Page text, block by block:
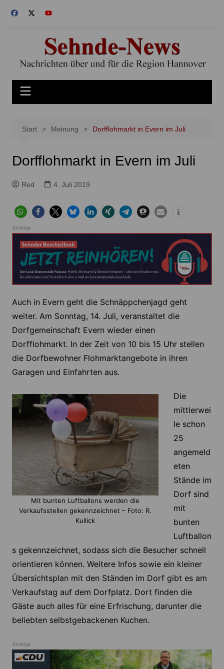
Inhalt
Start Meinung Dorfflohmarkt in Evern im Juli
Dorfflohmarkt in Evern im Juli
Red 4. Juli 2019
Anzeige
Auch in Evern geht die Schnäppchenjagd geht
weiter. Am Sonntag, 14. Juli, veranstaltet die
Dorfgemeinschaft Evern wieder einen
Dorfflohmarkt. In der Zeit von 10 bis 15 Uhr stellen
die Dorfbewohner Flohmarktangebote in ihren
Garagen und Einfahrten aus.
Mit bunten Luftballons werden die
Verkaufsstellen gekennzeichnet – Foto: R.
Kullick
Die
mittlerwei
le schon
25
angemeld
eten
Stände im
Dorf sind
mit
bunten
Luftballon
s gekennzeichnet, sodass sich die Besucher schnell
orientieren können. Weitere Infos sowie ein kleiner
Übersichtsplan mit den Ständen im Dorf gibt es am
Verkaufstag auf dem Dorfplatz. Dort finden die
Gäste auch alles für eine Erfrischung, darunter die
beliebten selbstgebackenen Kuchen.
Anzeige